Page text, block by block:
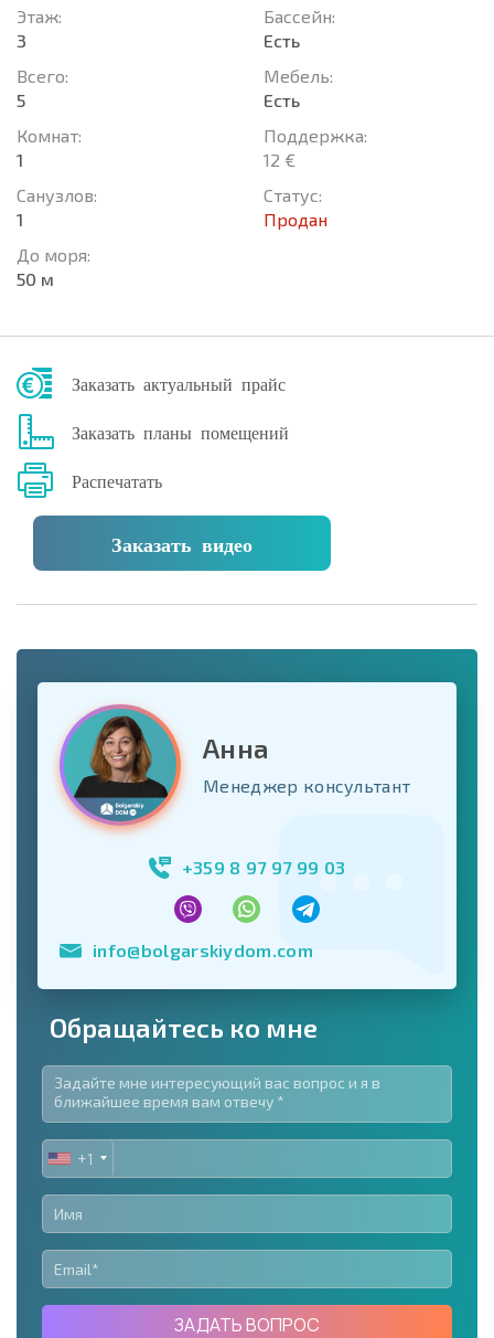
Этаж:
3
Всего:
5
Комнат:
1
Санузлов:
1
До моря:
50 м
Басcейн:
Есть
Мебель:
Есть
Поддержка:
12 €
Статус:
Продан
Заказать актуальный прайс
Заказать планы помещений
Распечатать
Заказать видео
Анна
Менеджер консультант
+359 8 97 97 99 03
info@bolgarskiydom.com
Обращайтесь ко мне
UNITED
STATES
+1
+1
ЗАДАТЬ ВОПРОС